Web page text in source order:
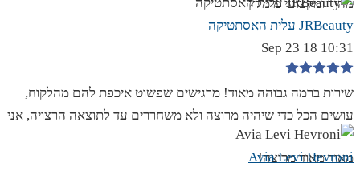
מהיר ומקצועי מומלץ
JRBeauty עלית האסתטיקה
10:31 18 Sep 23
שירות ברמה גבוהה מאוד! מרגישים שפשוט איכפת להם מהלקוח,
עושים הכל כדי שיהיה מרוצה ולא משחררים עד לתוצאה הרצויה, אני
מאוד מאוד מרוצה!
Avia Levi Hevroni